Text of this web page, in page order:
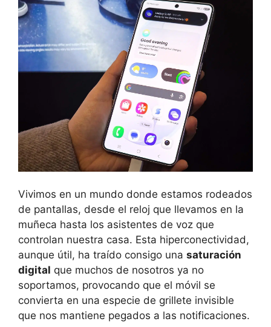
Vivimos en un mundo donde estamos rodeados
de pantallas, desde el reloj que llevamos en la
muñeca hasta los asistentes de voz que
controlan nuestra casa. Esta hiperconectividad,
aunque útil, ha traído consigo una saturación
digital que muchos de nosotros ya no
soportamos, provocando que el móvil se
convierta en una especie de grillete invisible
que nos mantiene pegados a las notificaciones.